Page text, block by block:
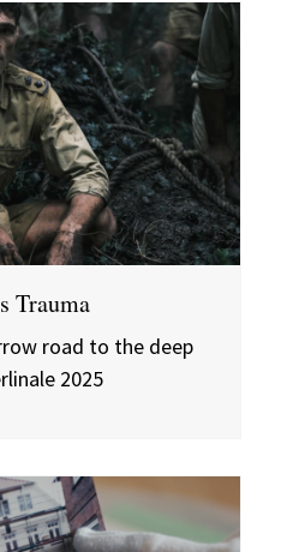
Trauma
road to the deep
2025